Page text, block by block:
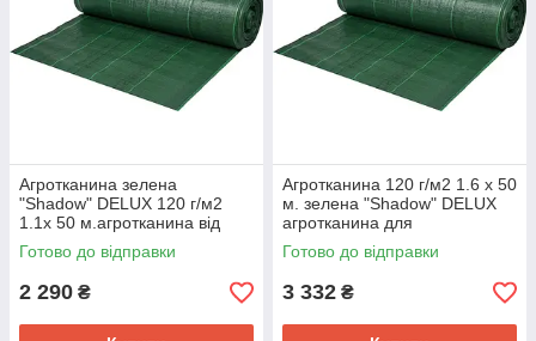
Агротканина зелена
"Shadow" DELUX 120 г/м2
1.1х 50 м.агротканина від
бур'янів
Готово до відправки
2 290 ₴
Агротканина 120 г/м2 1.6 х 50
м. зелена "Shadow" DELUX
агротканина для
мульчування
Готово до відправки
3 332 ₴